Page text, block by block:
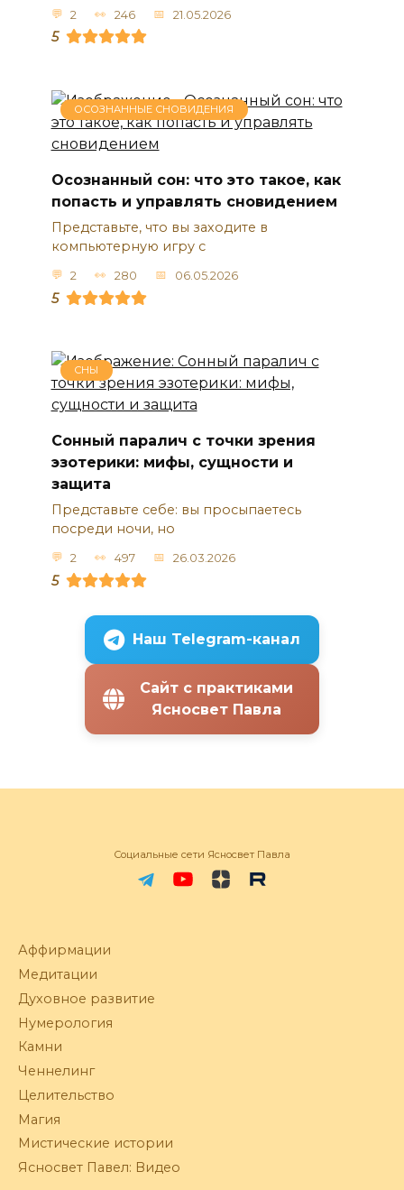
2 246 21.05.2026
5
ОСОЗНАННЫЕ СНОВИДЕНИЯ
Осознанный сон: что это такое, как
попасть и управлять сновидением
Представьте, что вы заходите в
компьютерную игру с
2 280 06.05.2026
5
СНЫ
Сонный паралич с точки зрения
эзотерики: мифы, сущности и
защита
Представьте себе: вы просыпаетесь
посреди ночи, но
2 497 26.03.2026
5
Наш Telegram-канал
Сайт с практиками
Ясносвет Павла
Социальные сети Ясносвет Павла
Аффирмации
Медитации
Духовное развитие
Нумерология
Камни
Ченнелинг
Целительство
Магия
Мистические истории
Ясносвет Павел: Видео